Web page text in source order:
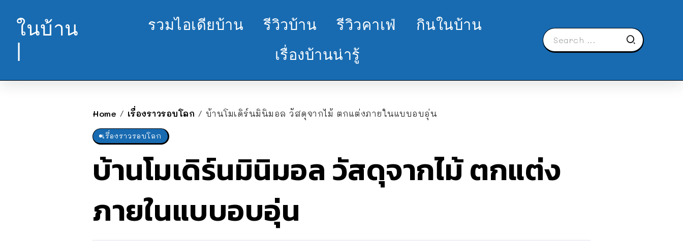
ในบ้าน
|
รวมไอเดียบ้าน รีวิวบ้าน รีวิวคาเฟ่
กินในบ้าน
เรื่องบ้านน่ารู้
Home / เรื่องราวรอบโลก / บ้านโมเดิร์นมินิมอล วัสดุจากไม้ ตกแต่งภายในแบบอบอุ่น
เรื่องราวรอบโลก
บ้านโมเดิร์นมินิมอล วัสดุจากไม้ ตกแต่ง
ภายในแบบอบอุ่น